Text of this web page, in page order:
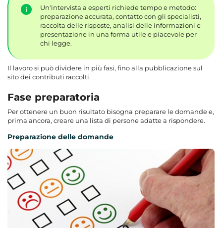
Un'intervista a esperti richiede tempo e metodo:
preparazione accurata, contatto con gli specialisti,
raccolta delle risposte, analisi delle informazioni e
presentazione in una forma utile e piacevole per
chi legge.
Il lavoro si può dividere in più fasi, fino alla pubblicazione sul
sito dei contributi raccolti.
Fase preparatoria
Per ottenere un buon risultato bisogna preparare le domande e,
prima ancora, creare una lista di persone adatte a rispondere.
Preparazione delle domande